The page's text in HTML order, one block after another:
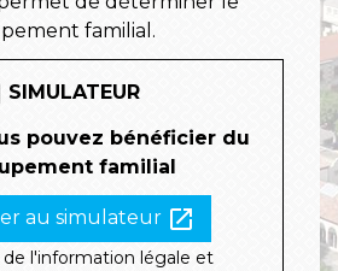
familial.
SIMULATEUR
pouvez bénéficier du
familial
au simulateur open_in_new
l'information légale et